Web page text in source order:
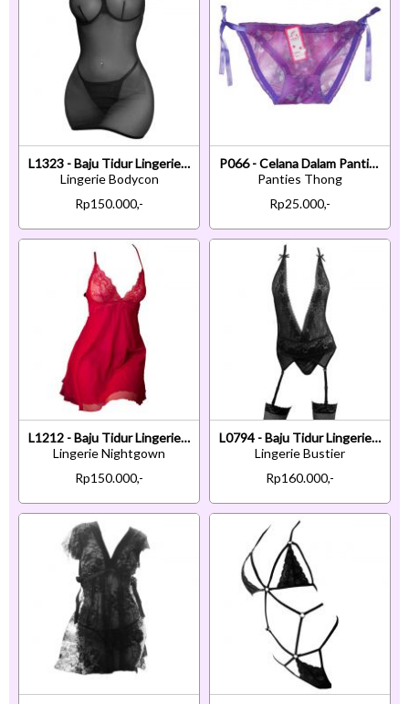
L1323 - Baju Tidur Lingerie Bodycon Sheath Dress Bra Kawat Hitam Transparan
Lingerie Bodycon
Rp150.000,-
P066 - Celana Dalam Panties Thong Ungu Transparan Ikat Samping
Panties Thong
Rp25.000,-
L1212 - Baju Tidur Lingerie Nightgown Sleepwear Midi Dress Tali Silang Merah Transparan
Lingerie Nightgown
Rp150.000,-
L0794 - Baju Tidur Lingerie Bustier Corset Dress Tali Silang Hitam Transparan Garter Belt Stocking
Lingerie Bustier
Rp160.000,-